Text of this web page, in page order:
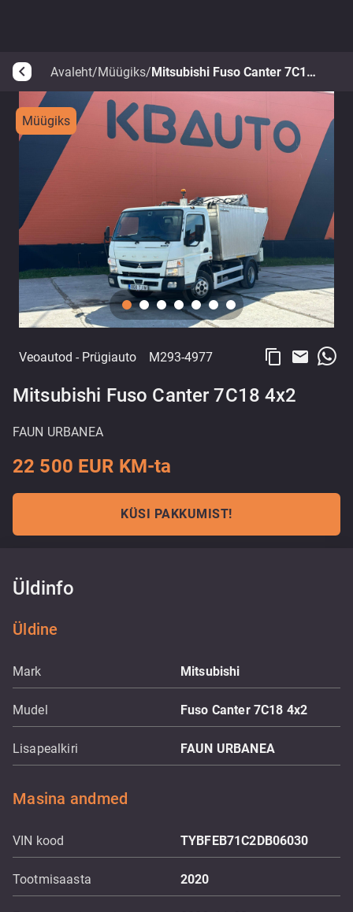
arrow_back_ios Avaleht/Müügiks/ Mitsubishi Fuso Canter 7C18 4x2
Müügiks
Veoautod - Prügiauto M293-4977 content_copy email
Mitsubishi Fuso Canter 7C18 4x2
FAUN URBANEA
22 500 EUR KM-ta
KÜSI PAKKUMIST!
Üldinfo
Üldine
Mark Mitsubishi
Mudel Fuso Canter 7C18 4x2
Lisapealkiri FAUN URBANEA
Masina andmed
VIN kood TYBFEB71C2DB06030
Tootmisaasta 2020